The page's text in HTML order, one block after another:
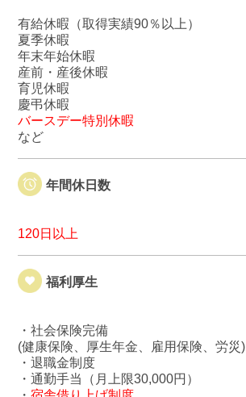
有給休暇（取得実績90％以上）
夏季休暇
年末年始休暇
産前・産後休暇
育児休暇
慶弔休暇
バースデー特別休暇
など
年間休日数
120日以上
福利厚生
・社会保険完備
(健康保険、厚生年金、雇用保険、労災)
・退職金制度
・通勤手当（月上限30,000円）